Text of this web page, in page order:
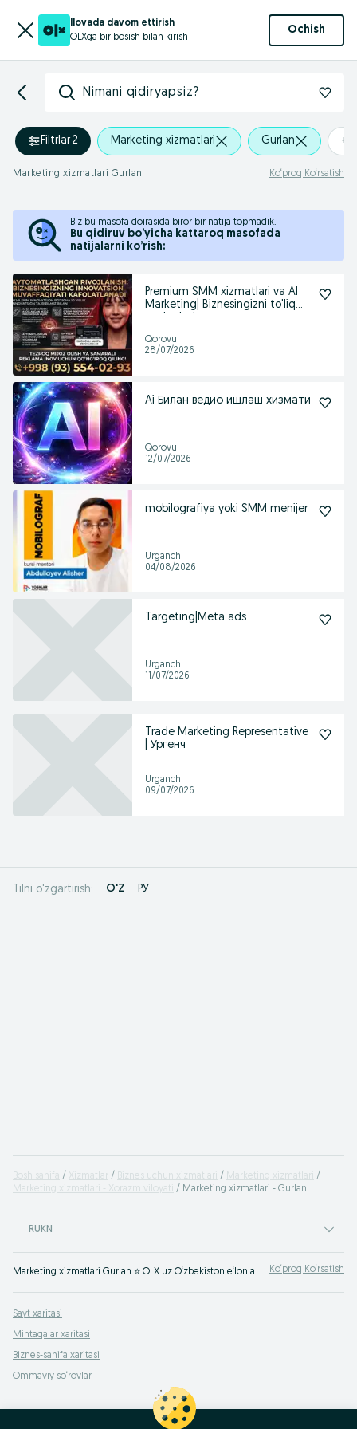
Ilovada davom ettirish
OLXga bir bosish bilan kirish
Ochish
Nimani qidiryapsiz?
Filtrlar·2 Marketing xizmatlari Gurlan +0
Marketing xizmatlari Gurlan Ko‘proq Ko‘rsatish
Biz bu masofa doirasida biror bir natija topmadik.
Bu qidiruv bo’yicha kattaroq masofada
natijalarni ko’rish:
Premium SMM xizmatlari va AI
Marketing| Biznesingizni to'liq
Qorovul
28/07/2026
Ai Билан ведио ишлаш хизмати
Qorovul
12/07/2026
mobilografiya yoki SMM menijer
Urganch
04/08/2026
Targeting|Meta ads
Urganch
11/07/2026
Trade Marketing Representative
| Ургенч
Urganch
09/07/2026
Tilni o'zgartirish: O'Z РУ
Bosh sahifa Xizmatlar Biznes uchun xizmatlari
Marketing xizmatlari
Marketing xizmatlari - Xorazm viloyati
Marketing xizmatlari - Gurlan
RUKN
Marketing xizmatlari Gurlan ⭐ OLX.uz O‘zbekiston e‘lonlar taxtasida tez va oson xizmatni topish yoki ko‘rsatish mumkin ✔️ Eng yaxshi xizmatni OLX.uzda toping! Ko‘proq Ko‘rsatish
Sayt xaritasi
Mintaqalar xaritasi
Biznes-sahifa xaritasi
Ommaviy so‘rovlar